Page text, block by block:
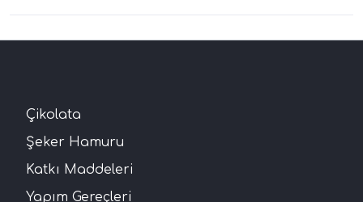
Çikolata
Şeker Hamuru
Katkı Maddeleri
Yapım Gereçleri